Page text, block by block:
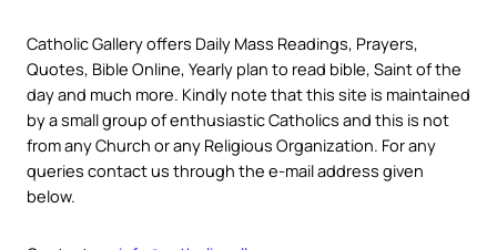
Catholic Gallery offers Daily Mass Readings, Prayers,
Quotes, Bible Online, Yearly plan to read bible, Saint of the
day and much more. Kindly note that this site is maintained
by a small group of enthusiastic Catholics and this is not
from any Church or any Religious Organization. For any
queries contact us through the e-mail address given
below.